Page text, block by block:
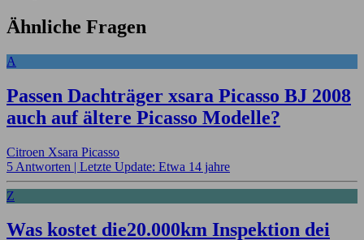
Ähnliche Fragen
A
Passen Dachträger xsara Picasso BJ 2008
auch auf ältere Picasso Modelle?
Citroen Xsara Picasso
5 Antworten | Letzte Update: Etwa 14 jahre
Z
Was kostet die20.000km Inspektion dei